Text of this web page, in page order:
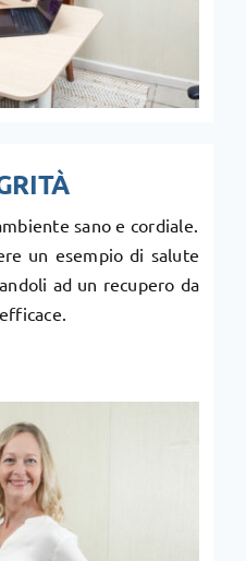
sano e cordiale.
un esempio di salute
ad un recupero da